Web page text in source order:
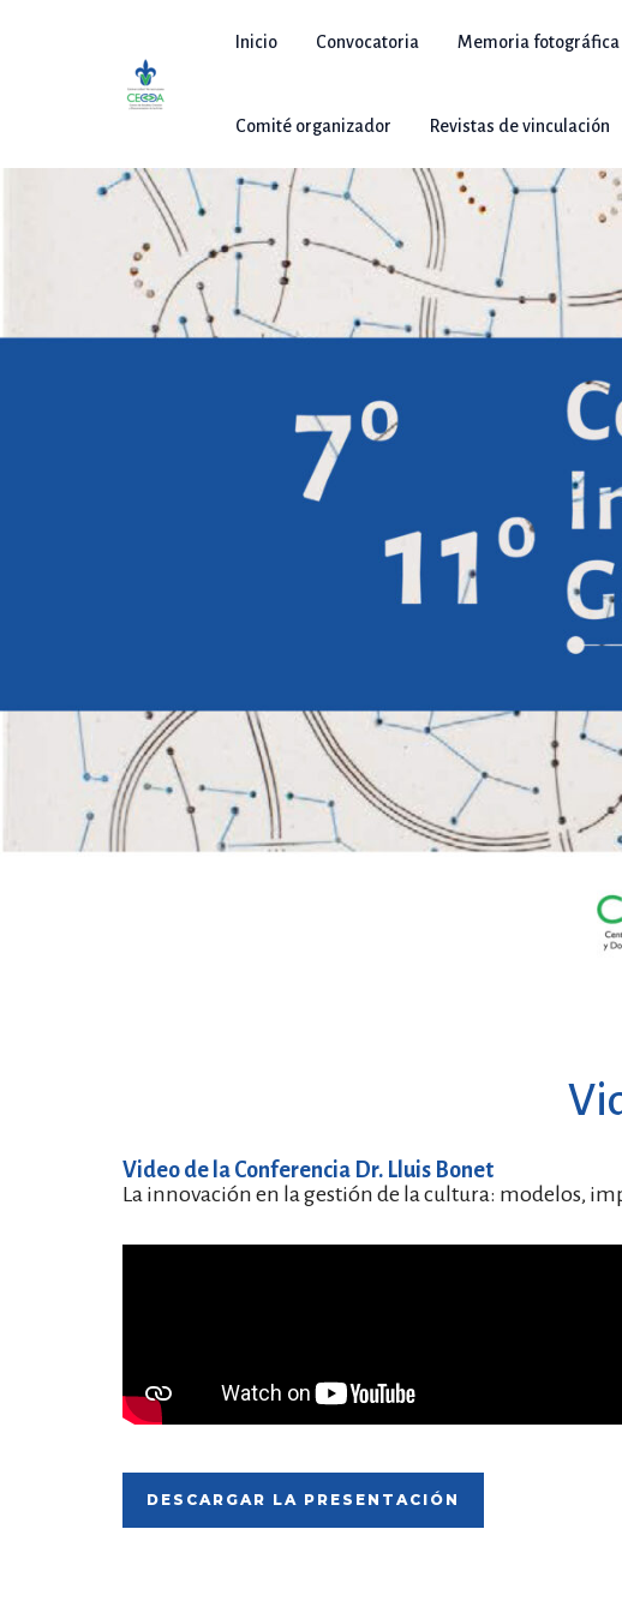
Inicio Convocatoria Memoria fotográfica
Comité organizador Revistas de vinculación
Video de la Conferencia Dr. Lluis Bonet
La innovación en la gestión de la cultura: modelos,
DESCARGAR LA PRESENTACIÓN